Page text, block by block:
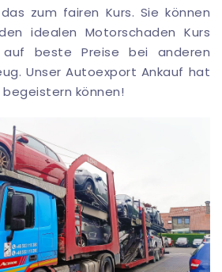
zum fairen Kurs. Sie können
idealen Motorschaden Kurs
beste Preise bei anderen
Unser Autoexport Ankauf hat
können!